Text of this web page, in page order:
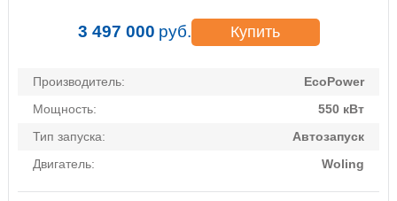
3 497 000 руб. Купить
Производитель:
EcoPower
Мощность:
550 кВт
Тип запуска:
Автозапуск
Двигатель:
Woling